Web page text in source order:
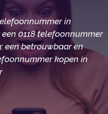
in
0118 telefoonnummer
een betrouwbaar en
kopen in